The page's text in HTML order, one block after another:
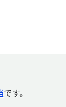
です。